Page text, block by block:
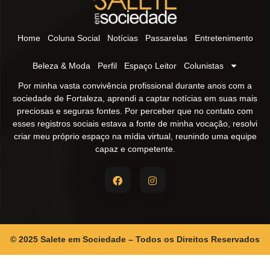
Home Coluna Social Notícias Passarelas Entretenimento
Beleza & Moda Perfil Espaço Leitor Colunistas
Por minha vasta convivência profissional durante anos com a
sociedade de Fortaleza, aprendi a captar notícias em suas mais
preciosas e seguras fontes. Por perceber que no contato com
esses registros sociais estava a fonte de minha vocação, resolvi
criar meu próprio espaço na mídia virtual, reunindo uma equipe
capaz e competente.
© 2025 Salete em Sociedade – Todos os Direitos Reservados